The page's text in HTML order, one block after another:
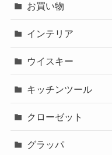
お買い物
インテリア
ウイスキー
キッチンツール
クローゼット
グラッパ